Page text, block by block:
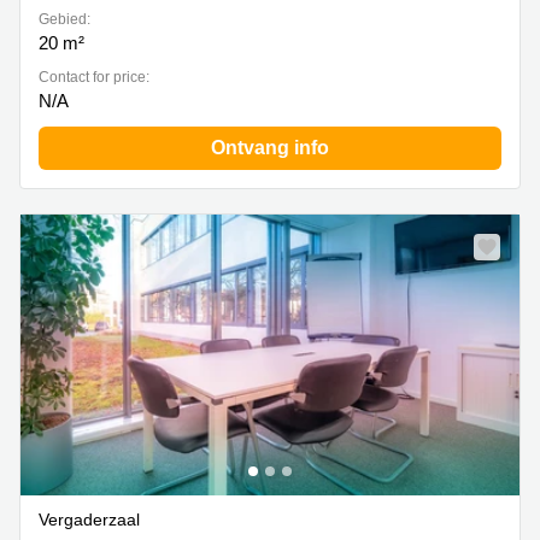
Gebied:
20 m²
Contact for price:
N/A
Ontvang info
Vergaderzaal